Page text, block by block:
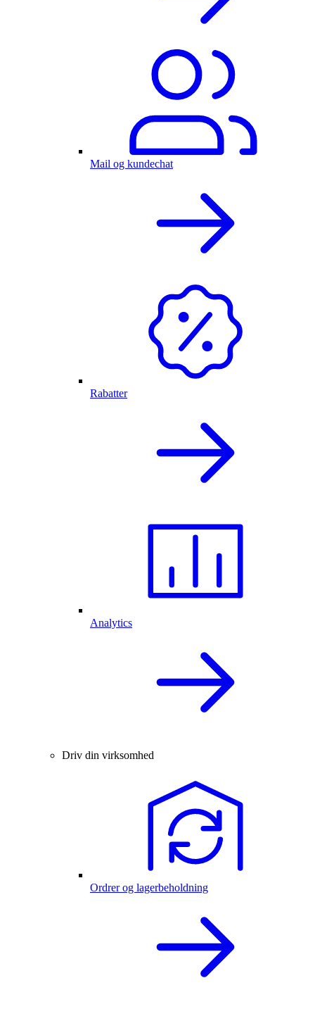
Mail og kundechat
Rabatter
Analytics
Driv din virksomhed
Ordrer og lagerbeholdning